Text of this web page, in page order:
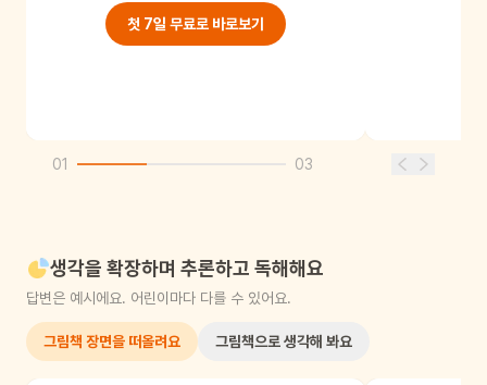
첫 7일 무료로 바로보기
01 03
생각을 확장하며 추론하고 독해해요
답변은 예시에요. 어린이마다 다를 수 있어요.
그림책 장면을 떠올려요 그림책으로 생각해 봐요